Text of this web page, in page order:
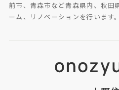
前市、青森市など青森県内、秋田
ーム、リノベーションを行います。